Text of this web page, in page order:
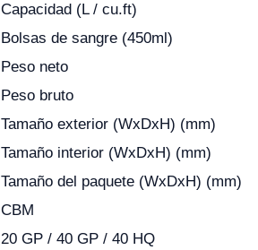
Capacidad (L / cu.ft)
Bolsas de sangre (450ml)
Peso neto
Peso bruto
Tamaño exterior (WxDxH) (mm)
Tamaño interior (WxDxH) (mm)
Tamaño del paquete (WxDxH) (mm)
CBM
20 GP / 40 GP / 40 HQ